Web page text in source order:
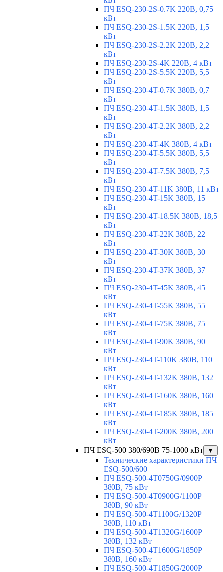
ПЧ ESQ-230-2S-0.7K 220В, 0,75
кВт
ПЧ ESQ-230-2S-1.5K 220В, 1,5
кВт
ПЧ ESQ-230-2S-2.2K 220В, 2,2
кВт
ПЧ ESQ-230-2S-4K 220В, 4 кВт
ПЧ ESQ-230-2S-5.5K 220В, 5,5
кВт
ПЧ ESQ-230-4T-0.7K 380В, 0,7
кВт
ПЧ ESQ-230-4T-1.5K 380В, 1,5
кВт
ПЧ ESQ-230-4T-2.2K 380В, 2,2
кВт
ПЧ ESQ-230-4T-4K 380В, 4 кВт
ПЧ ESQ-230-4T-5.5K 380В, 5,5
кВт
ПЧ ESQ-230-4T-7.5K 380В, 7,5
кВт
ПЧ ESQ-230-4T-11K 380В, 11 кВт
ПЧ ESQ-230-4T-15K 380В, 15
кВт
ПЧ ESQ-230-4T-18.5K 380В, 18,5
кВт
ПЧ ESQ-230-4T-22K 380В, 22
кВт
ПЧ ESQ-230-4T-30K 380В, 30
кВт
ПЧ ESQ-230-4T-37K 380В, 37
кВт
ПЧ ESQ-230-4T-45K 380В, 45
кВт
ПЧ ESQ-230-4T-55K 380В, 55
кВт
ПЧ ESQ-230-4T-75K 380В, 75
кВт
ПЧ ESQ-230-4T-90K 380В, 90
кВт
ПЧ ESQ-230-4T-110K 380В, 110
кВт
ПЧ ESQ-230-4T-132K 380В, 132
кВт
ПЧ ESQ-230-4T-160K 380В, 160
кВт
ПЧ ESQ-230-4T-185K 380В, 185
кВт
ПЧ ESQ-230-4T-200K 380В, 200
кВт
ПЧ ESQ-500 380/690В 75-1000 кВт
▼
Технические характеристики ПЧ
ESQ-500/600
ПЧ ESQ-500-4T0750G/0900P
380В, 75 кВт
ПЧ ESQ-500-4T0900G/1100P
380В, 90 кВт
ПЧ ESQ-500-4T1100G/1320P
380В, 110 кВт
ПЧ ESQ-500-4T1320G/1600P
380В, 132 кВт
ПЧ ESQ-500-4T1600G/1850P
380В, 160 кВт
ПЧ ESQ-500-4T1850G/2000P